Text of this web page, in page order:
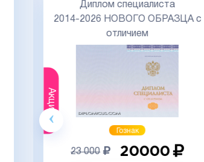
Акция
Диплом специалиста
2014-2026 НОВОГО ОБРАЗЦА с
отличием
Гознак
23 000 20000